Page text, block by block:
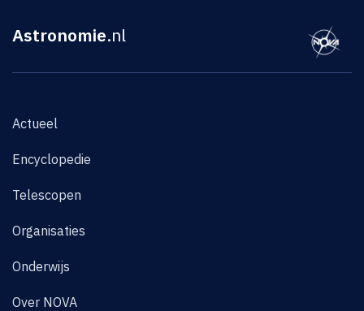
Astronomie.nl
Actueel
Encyclopedie
Telescopen
Organisaties
Onderwijs
Over NOVA